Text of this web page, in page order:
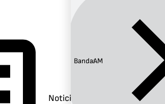
Noticias
Banda:AM
Banda:AM